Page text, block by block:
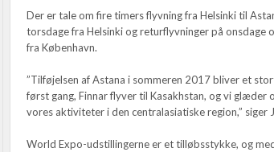
Der er tale om fire timers flyvning fra Helsinki til
torsdage fra Helsinki og returflyvninger på onsdage
fra København.
”Tilføjelsen af Astana i sommeren 2017 bliver et
først gang, Finnar flyver til Kasakhstan, og vi
vores aktiviteter i den centralasiatiske region,” siger
World Expo-udstillingerne er et tilløbsstykke, og